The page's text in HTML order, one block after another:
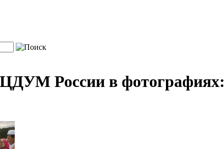
России в фотографиях: